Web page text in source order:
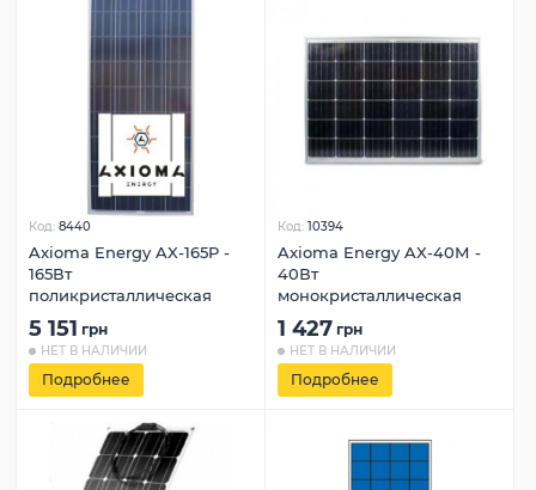
Код: 8440
Axioma Energy AX-165P -
165Вт
поликристаллическая
5 151 грн
НЕТ В НАЛИЧИИ
Подробнее
Код: 10394
Axioma Energy AX-40М -
40Вт
монокристаллическая
1 427 грн
НЕТ В НАЛИЧИИ
Подробнее